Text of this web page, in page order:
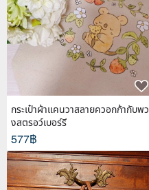
กระเป๋าผ้าแคนวาสลายควอกก้ากับพว
งสตรอว์เบอร์รี
577฿